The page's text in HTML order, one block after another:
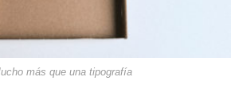
más que una tipografía